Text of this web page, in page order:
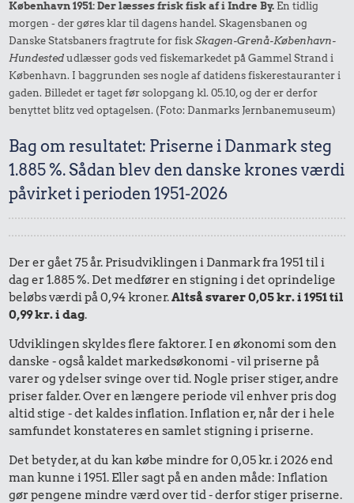
København 1951: Der læsses frisk fisk af i Indre By. En tidlig
morgen - der gøres klar til dagens handel. Skagensbanen og
Danske Statsbaners fragtrute for fiskSkagen-Grenå-København-
Hundestedudlæsser gods ved fiskemarkedet på Gammel Strand i
København. I baggrunden ses nogle af datidens fiskerestauranter i
gaden. Billedet er taget før solopgang kl. 05.10, og der er derfor
benyttet blitz ved optagelsen. (Foto: Danmarks Jernbanemuseum)
Bag om resultatet: Priserne i Danmark steg
1.885 %. Sådan blev den danske krones værdi
påvirket i perioden 1951-2026
Der er gået 75 år. Prisudviklingen i Danmark fra 1951 til i
dag er 1.885 %. Det medfører en stigning i det oprindelige
beløbs værdi på 0,94 kroner.Altså svarer 0,05 kr. i 1951 til
0,99 kr. i dag.
Udviklingen skyldes flere faktorer. I en økonomi som den
danske - også kaldet markedsøkonomi - vil priserne på
varer og ydelser svinge over tid. Nogle priser stiger, andre
priser falder. Over en længere periode vil enhver pris dog
altid stige - det kaldes inflation. Inflation er, når der i hele
samfundet konstateres en samlet stigning i priserne.
Det betyder, at du kan købe mindre for 0,05 kr. i 2026 end
man kunne i 1951. Eller sagt på en anden måde: Inflation
gør pengene mindre værd over tid - derfor stiger priserne.